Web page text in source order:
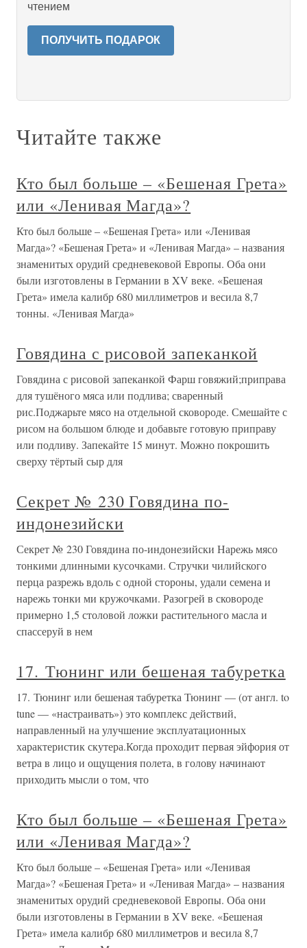
чтением
ПОЛУЧИТЬ ПОДАРОК
Читайте также
Кто был больше – «Бешеная Грета»
или «Ленивая Магда»?
Кто был больше – «Бешеная Грета» или «Ленивая
Магда»? «Бешеная Грета» и «Ленивая Магда» – названия
знаменитых орудий средневековой Европы. Оба они
были изготовлены в Германии в XV веке. «Бешеная
Грета» имела калибр 680 миллиметров и весила 8,7
тонны. «Ленивая Магда»
Говядина с рисовой запеканкой
Говядина с рисовой запеканкой Фарш говяжий;приправа
для тушёного мяса или подлива; сваренный
рис.Поджарьте мясо на отдельной сковороде. Смешайте с
рисом на большом блюде и добавьте готовую приправу
или подливу. Запекайте 15 минут. Можно покрошить
сверху тёртый сыр для
Секрет № 230 Говядина по-
индонезийски
Секрет № 230 Говядина по-индонезийски Нарежь мясо
тонкими длинными кусочками. Стручки чилийского
перца разрежь вдоль с одной стороны, удали семена и
нарежь тонки ми кружочками. Разогрей в сковороде
примерно 1,5 столовой ложки растительного масла и
спассеруй в нем
17. Тюнинг или бешеная табуретка
17. Тюнинг или бешеная табуретка Тюнинг — (от англ. to
tune — «настраивать») это комплекс действий,
направленный на улучшение эксплуатационных
характеристик скутера.Когда проходит первая эйфория от
ветра в лицо и ощущения полета, в голову начинают
приходить мысли о том, что
Кто был больше – «Бешеная Грета»
или «Ленивая Магда»?
Кто был больше – «Бешеная Грета» или «Ленивая
Магда»? «Бешеная Грета» и «Ленивая Магда» – названия
знаменитых орудий средневековой Европы. Оба они
были изготовлены в Германии в XV веке. «Бешеная
Грета» имела калибр 680 миллиметров и весила 8,7